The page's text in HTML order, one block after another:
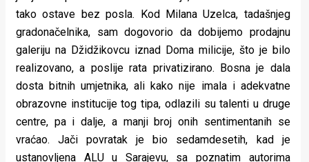
tako ostave bez posla. Kod Milana Uzelca, tadašnjeg
gradonačelnika, sam dogovorio da dobijemo prodajnu
galeriju na Džidžikovcu iznad Doma milicije, što je bilo
realizovano, a poslije rata privatizirano. Bosna je dala
dosta bitnih umjetnika, ali kako nije imala i adekvatne
obrazovne institucije tog tipa, odlazili su talenti u druge
centre, pa i dalje, a manji broj onih sentimentanih se
vraćao. Jači povratak je bio sedamdesetih, kad je
ustanovljena ALU u Sarajevu, sa poznatim autorima